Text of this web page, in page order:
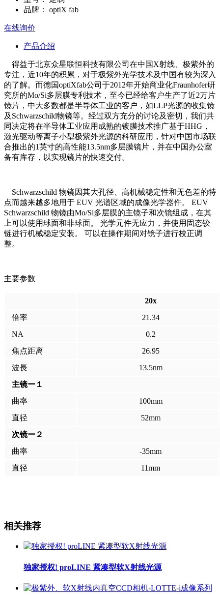
品牌：
optiX fab
在线询价
产品介绍
得益于北京众星联恒科技有限公司在中国X射线、极紫外的
专注，近10年的积累，对于极紫外光学技术及中国有较为深入
的了解。而德国optiXfab公司于2012年开始商业化Fraunhofer研
究所的Mo/Si多层膜专利技术，至今已经给客户生产了近2万片
镜片，中大多数都是半导体工业的客户，如LLP光源的收集镜
及Schwarzschild物镜等。经过双方充分的讨论及密切，我们共
同决定将在半导体工业应用成熟的镀膜技术推广基于HHG，
激光驱动等离子小型极紫外光源的科研应用，针对中国市场联
合推出的1英寸的高性能13.5nm多层膜镜片，并在中国办公室
备有库存，以实现镜片的快速交付。
Schwarzschild 物镜因其大孔径、高机械稳定性和无色差的特
点而越来越多地用于 EUV 光谱区域的成像光学器件。 EUV
Schwarzschild 物镜由Mo/Si多层膜的主镜子和次镜组成，在其
上可以使用球面和非球面。 光学元件无应力，并使用固态铰
链进行机械稳定安装。 可以在操作期间对镜子进行校正调
整。
主要参数
20x
倍率
21.34
NA
0.2
焦点距离
26.95
波長
13.5nm
主镜ー１
曲率
100mm
直径
52mm
次镜ー２
曲率
-35mm
直径
11mm
相关推荐
独家授权! proLINE 紧凑型软X射线光源